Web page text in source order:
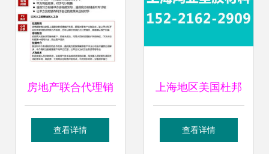
房地产联合代理销
售实战技巧全解析
查看详情
上海地区美国杜邦
PA66代理销售价格
查看详情